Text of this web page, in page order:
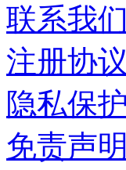
联系我们
注册协议
隐私保护
免责声明